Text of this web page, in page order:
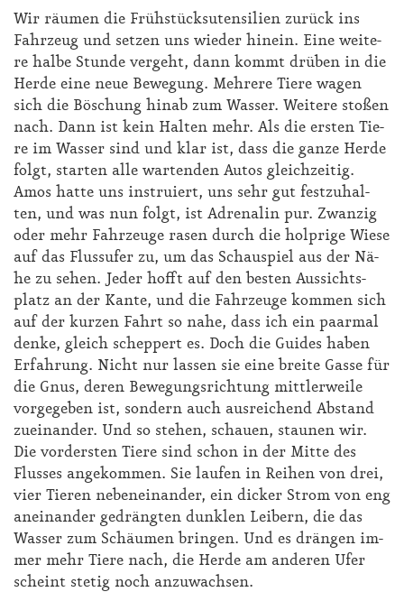
Wir räu­men die Früh­stücks­uten­si­li­en zu­rück ins
Fahr­zeug und set­zen uns wie­der hin­ein. Ei­ne wei­te­
re hal­be Stun­de ver­geht, dann kommt drü­ben in die
Her­de ei­ne neue Be­we­gung. Meh­re­re Tie­re wa­gen
sich die Bö­schung hin­ab zum Was­ser. Wei­te­re sto­ßen
nach. Dann ist kein Hal­ten mehr. Als die ers­ten Tie­
re im Was­ser sind und klar ist, dass die gan­ze Her­de
folgt, star­ten al­le war­ten­den Au­tos gleich­zei­tig.
Amos hat­te uns in­stru­iert, uns sehr gut fest­zu­hal­
ten, und was nun folgt, ist Ad­re­na­lin pur. Zwan­zig
oder mehr Fahr­zeu­ge ra­sen durch die holp­ri­ge Wie­se
auf das Fluss­ufer zu, um das Schau­spiel aus der Nä­
he zu se­hen. Je­der hofft auf den bes­ten Aus­sichts­
platz an der Kan­te, und die Fahr­zeu­ge kom­men sich
auf der kur­zen Fahrt so na­he, dass ich ein paar­mal
den­ke, gleich schep­pert es. Doch die Gui­des ha­ben
Er­fah­rung. Nicht nur las­sen sie ei­ne brei­te Gas­se für
die Gnus, de­ren Be­we­gungs­rich­tung mitt­ler­wei­le
vor­ge­ge­ben ist, son­dern auch aus­rei­chend Ab­stand
zu­ein­an­der. Und so ste­hen, schau­en, stau­nen wir.
Die vor­ders­ten Tie­re sind schon in der Mit­te des
Flus­ses an­ge­kom­men. Sie lau­fen in Rei­hen von drei,
vier Tie­ren ne­ben­ein­an­der, ein di­cker Strom von eng
an­ein­an­der ge­dräng­ten dunk­len Lei­bern, die das
Was­ser zum Schäu­men brin­gen. Und es drän­gen im­
mer mehr Tie­re nach, die Her­de am an­de­ren Ufer
scheint ste­tig noch an­zu­wach­sen.